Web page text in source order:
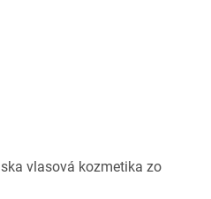
vlasová kozmetika zo